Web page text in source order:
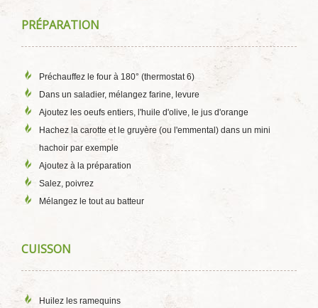
PRÉPARATION
Préchauffez le four à 180° (thermostat 6)
Dans un saladier, mélangez farine, levure
Ajoutez les oeufs entiers, l'huile d'olive, le jus d'orange
Hachez la carotte et le gruyère (ou l'emmental) dans un mini
hachoir par exemple
Ajoutez à la préparation
Salez, poivrez
Mélangez le tout au batteur
CUISSON
Huilez les ramequins